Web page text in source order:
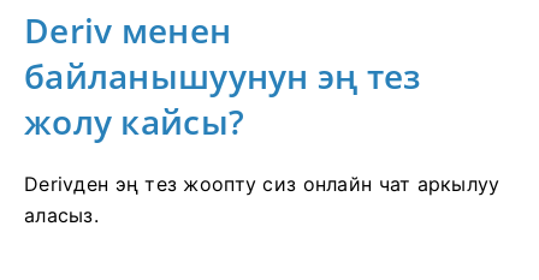
Deriv менен
байланышуунун эң тез
жолу кайсы?
Derivден эң тез жоопту сиз онлайн чат аркылуу
аласыз.